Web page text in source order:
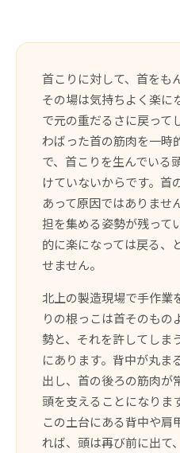
首こりに対して、首をも
その場は気持ちよく楽に
で元の重だるさに戻って
わばった首の筋肉を一時
で、首こりを生んでいる
けていないからです。首
あって原因ではありませ
担を集める姿勢が残って
的に楽になっては戻る、
せません。
北上の製造現場で手作業
りの根っこは首そのもの
勢と、それを許してしま
にあります。背中が丸ま
出し、首の後ろの筋肉が
頭を支えることになりま
この土台にある背中や肩
れば、頭は再び前に出て